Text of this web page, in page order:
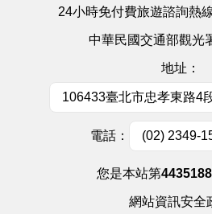
24小時免付費旅遊諮詢熱線
中華民國交通部觀光
地址：
106433臺北市忠孝東路4
電話： (02) 2349-
您是本站第
網站資訊安全